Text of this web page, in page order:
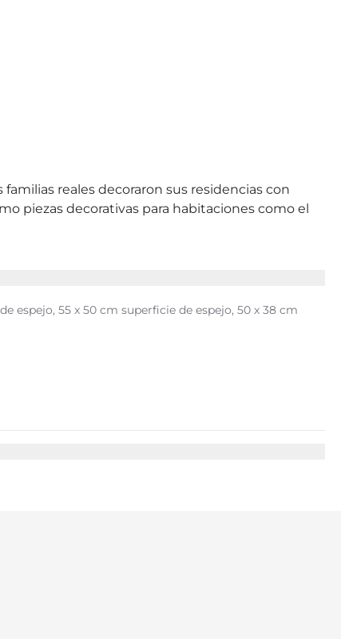
reales decoraron sus residencias con
piezas decorativas para habitaciones como el
espejo, 55 x 50 cm superficie de espejo, 50 x 38 cm